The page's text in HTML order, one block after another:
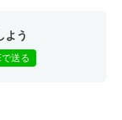
よう
で送る